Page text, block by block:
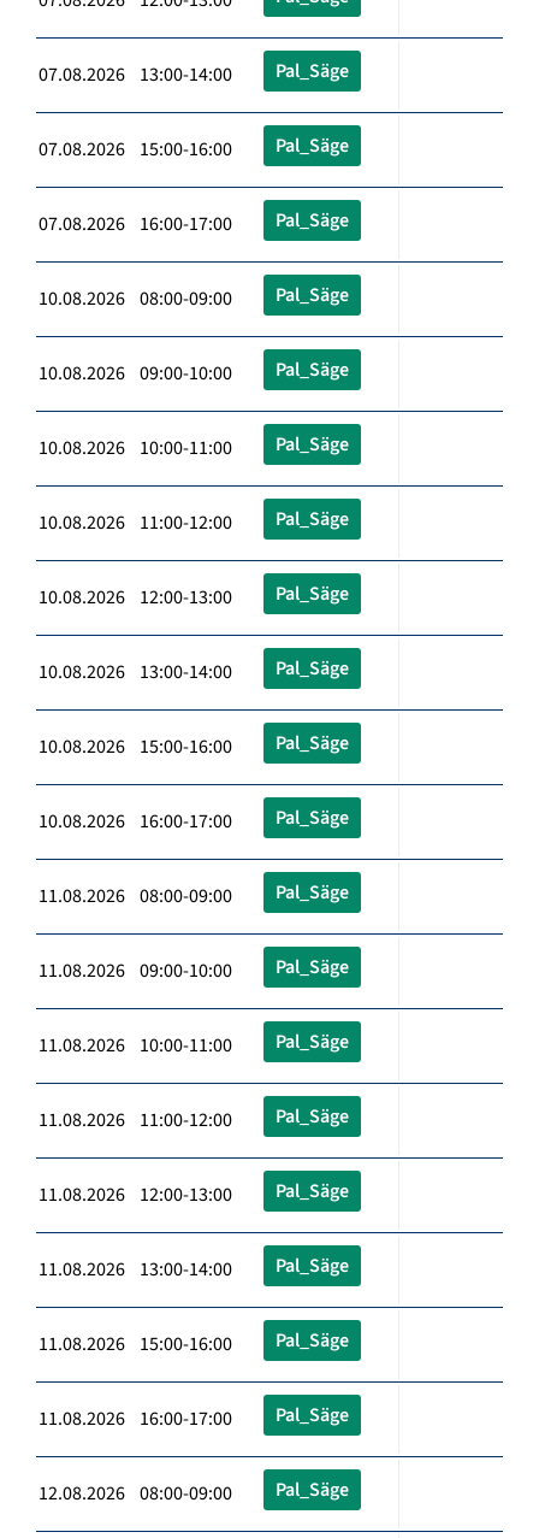
07.08.2026 13:00-14:00 Pal_Säge
07.08.2026 15:00-16:00 Pal_Säge
07.08.2026 16:00-17:00 Pal_Säge
10.08.2026 08:00-09:00 Pal_Säge
10.08.2026 09:00-10:00 Pal_Säge
10.08.2026 10:00-11:00 Pal_Säge
10.08.2026 11:00-12:00 Pal_Säge
10.08.2026 12:00-13:00 Pal_Säge
10.08.2026 13:00-14:00 Pal_Säge
10.08.2026 15:00-16:00 Pal_Säge
10.08.2026 16:00-17:00 Pal_Säge
11.08.2026 08:00-09:00 Pal_Säge
11.08.2026 09:00-10:00 Pal_Säge
11.08.2026 10:00-11:00 Pal_Säge
11.08.2026 11:00-12:00 Pal_Säge
11.08.2026 12:00-13:00 Pal_Säge
11.08.2026 13:00-14:00 Pal_Säge
11.08.2026 15:00-16:00 Pal_Säge
11.08.2026 16:00-17:00 Pal_Säge
12.08.2026 08:00-09:00 Pal_Säge